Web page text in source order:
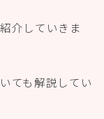
介していきま
ても解説してい